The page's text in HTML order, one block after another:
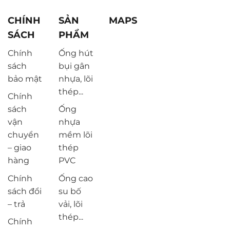
CHÍNH
SÁCH
Chính
sách
bảo mật
Chính
sách
vận
chuyển
– giao
hàng
Chính
sách đổi
– trả
Chính
SẢN
PHẨM
Ống hút
bụi gân
nhựa, lõi
thép...
Ống
nhựa
mềm lõi
thép
PVC
Ống cao
su bố
vải, lõi
thép...
MAPS